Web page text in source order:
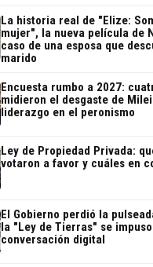
La historia real de "Elize:
mujer", la nueva película de
caso de una esposa que
marido
Encuesta rumbo a 2027:
midieron el desgaste de
liderazgo en el peronismo
Ley de Propiedad Privada:
votaron a favor y cuáles en
El Gobierno perdió la
la "Ley de Tierras" se
conversación digital